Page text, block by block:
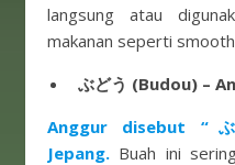
langsung atau
makanan seperti
ぶどう (Budou) –
Anggur disebut “
Jepang. Buah ini